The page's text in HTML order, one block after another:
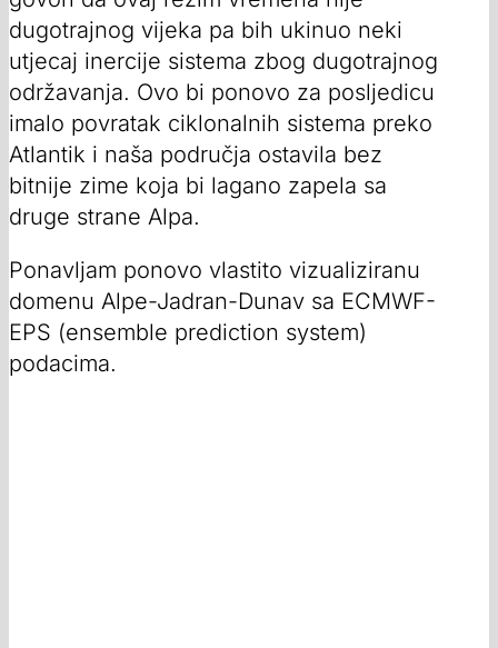
dugotrajnog vijeka pa bih ukinuo neki
utjecaj inercije sistema zbog dugotrajnog
održavanja. Ovo bi ponovo za posljedicu
imalo povratak ciklonalnih sistema preko
Atlantik i naša područja ostavila bez
bitnije zime koja bi lagano zapela sa
druge strane Alpa.
Ponavljam ponovo vlastito vizualiziranu
domenu Alpe-Jadran-Dunav sa ECMWF-
EPS (ensemble prediction system)
podacima.